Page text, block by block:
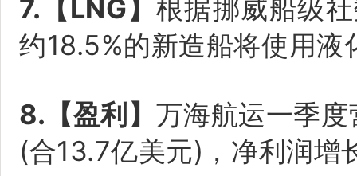
7.【LNG】 根据挪威船级
约18.5%的新造船将使用
8.【盈利】 万海航运一季
(合13.7亿美元)，净利润